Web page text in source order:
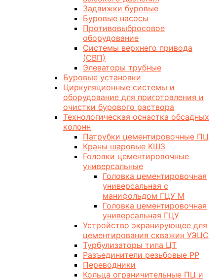
Задвижки буровые
Буровые насосы
Противовыбросовое
оборудование
Системы верхнего привода
(СВП)
Элеваторы трубные
Буровые установки
Циркуляционные системы и
оборудование для приготовления и
очистки бурового раствора
Технологическая оснастка обсадных
колонн
Патрубки цементировочные ПЦ
Краны шаровые КШЗ
Головки цементировочные
универсальные
Головка цементировочная
универсальная с
манифольдом ГЦУ М
Головка цементировочная
универсальная ГЦУ
Устройство экранирующее для
цементирования скважин УЭЦС
Турбулизаторы типа ЦТ
Разъединители резьбовые РР
Переводники
Кольца ограничительные ПЦ и